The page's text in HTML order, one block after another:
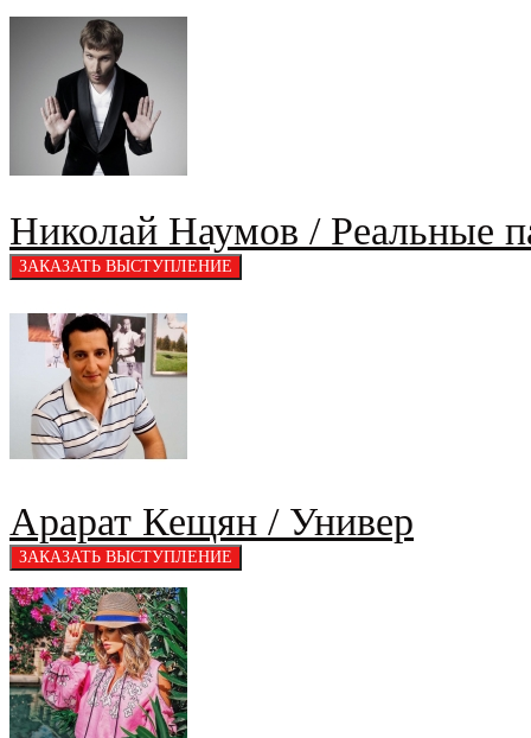
Николай Наумов / Реальные
Арарат Кещян / Универ